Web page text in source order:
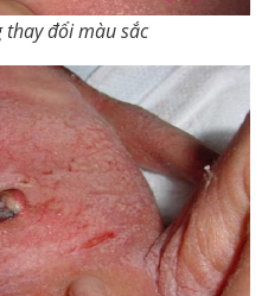
thay đổi màu sắc